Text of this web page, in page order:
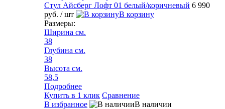
Стул Айсберг Лофт 01 белый/коричневый 6 990
руб. / шт
В корзину
Размеры:
Ширина см.
38
Глубина см.
38
Высота см.
58,5
Подробнее
Купить в 1 клик Сравнение
В избранное
В наличии